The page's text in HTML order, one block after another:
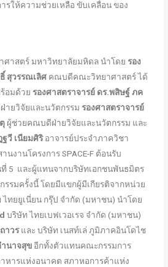
รให้ความช่วยเหลือ ขับเคลื่อน ของ
าสตร์ มหาวิทยาลัยมหิดล นำโดย รอง
สุวรรณเลิศ คณบดีคณะวิทยาศาสตร์ ได้
อมด้วย รองศาสตราจารย์ ดร.พสิษฐ์ ภค
ยวิจัยและนวัตกรรม รองศาสตราจารย์
ผู้ช่วยคณบดีฝ่ายวิจัยและนวัตกรรม และ
วี เนียมศิริอาจารย์ประจำภาควิชา
นงานโครงการ SPACE-F ต้อนรับ
ที่ 5 และผู้แทนจากบริษัทเอกชนพันธมิตร
รรมครั้งนี้ โดยมีแขกผู้มีเกียรติจากหน่วย
ทยยูเนี่ยน กรุ๊ป จำกัด (มหาชน) นำโดย
บริษัท ไทยเบฟเวอเรจ จำกัด (มหาชน)
าวรและ บริษัท เนสท์เล่ ภูมิภาคอินโดไช
นาจสุข อีกทั้งตัวแทนคณะกรรมการ
หารแห่งอนาคต สภาหอการค้าแห่ง